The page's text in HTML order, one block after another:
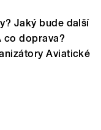
Jaký bude další
co doprava?
Aviatické